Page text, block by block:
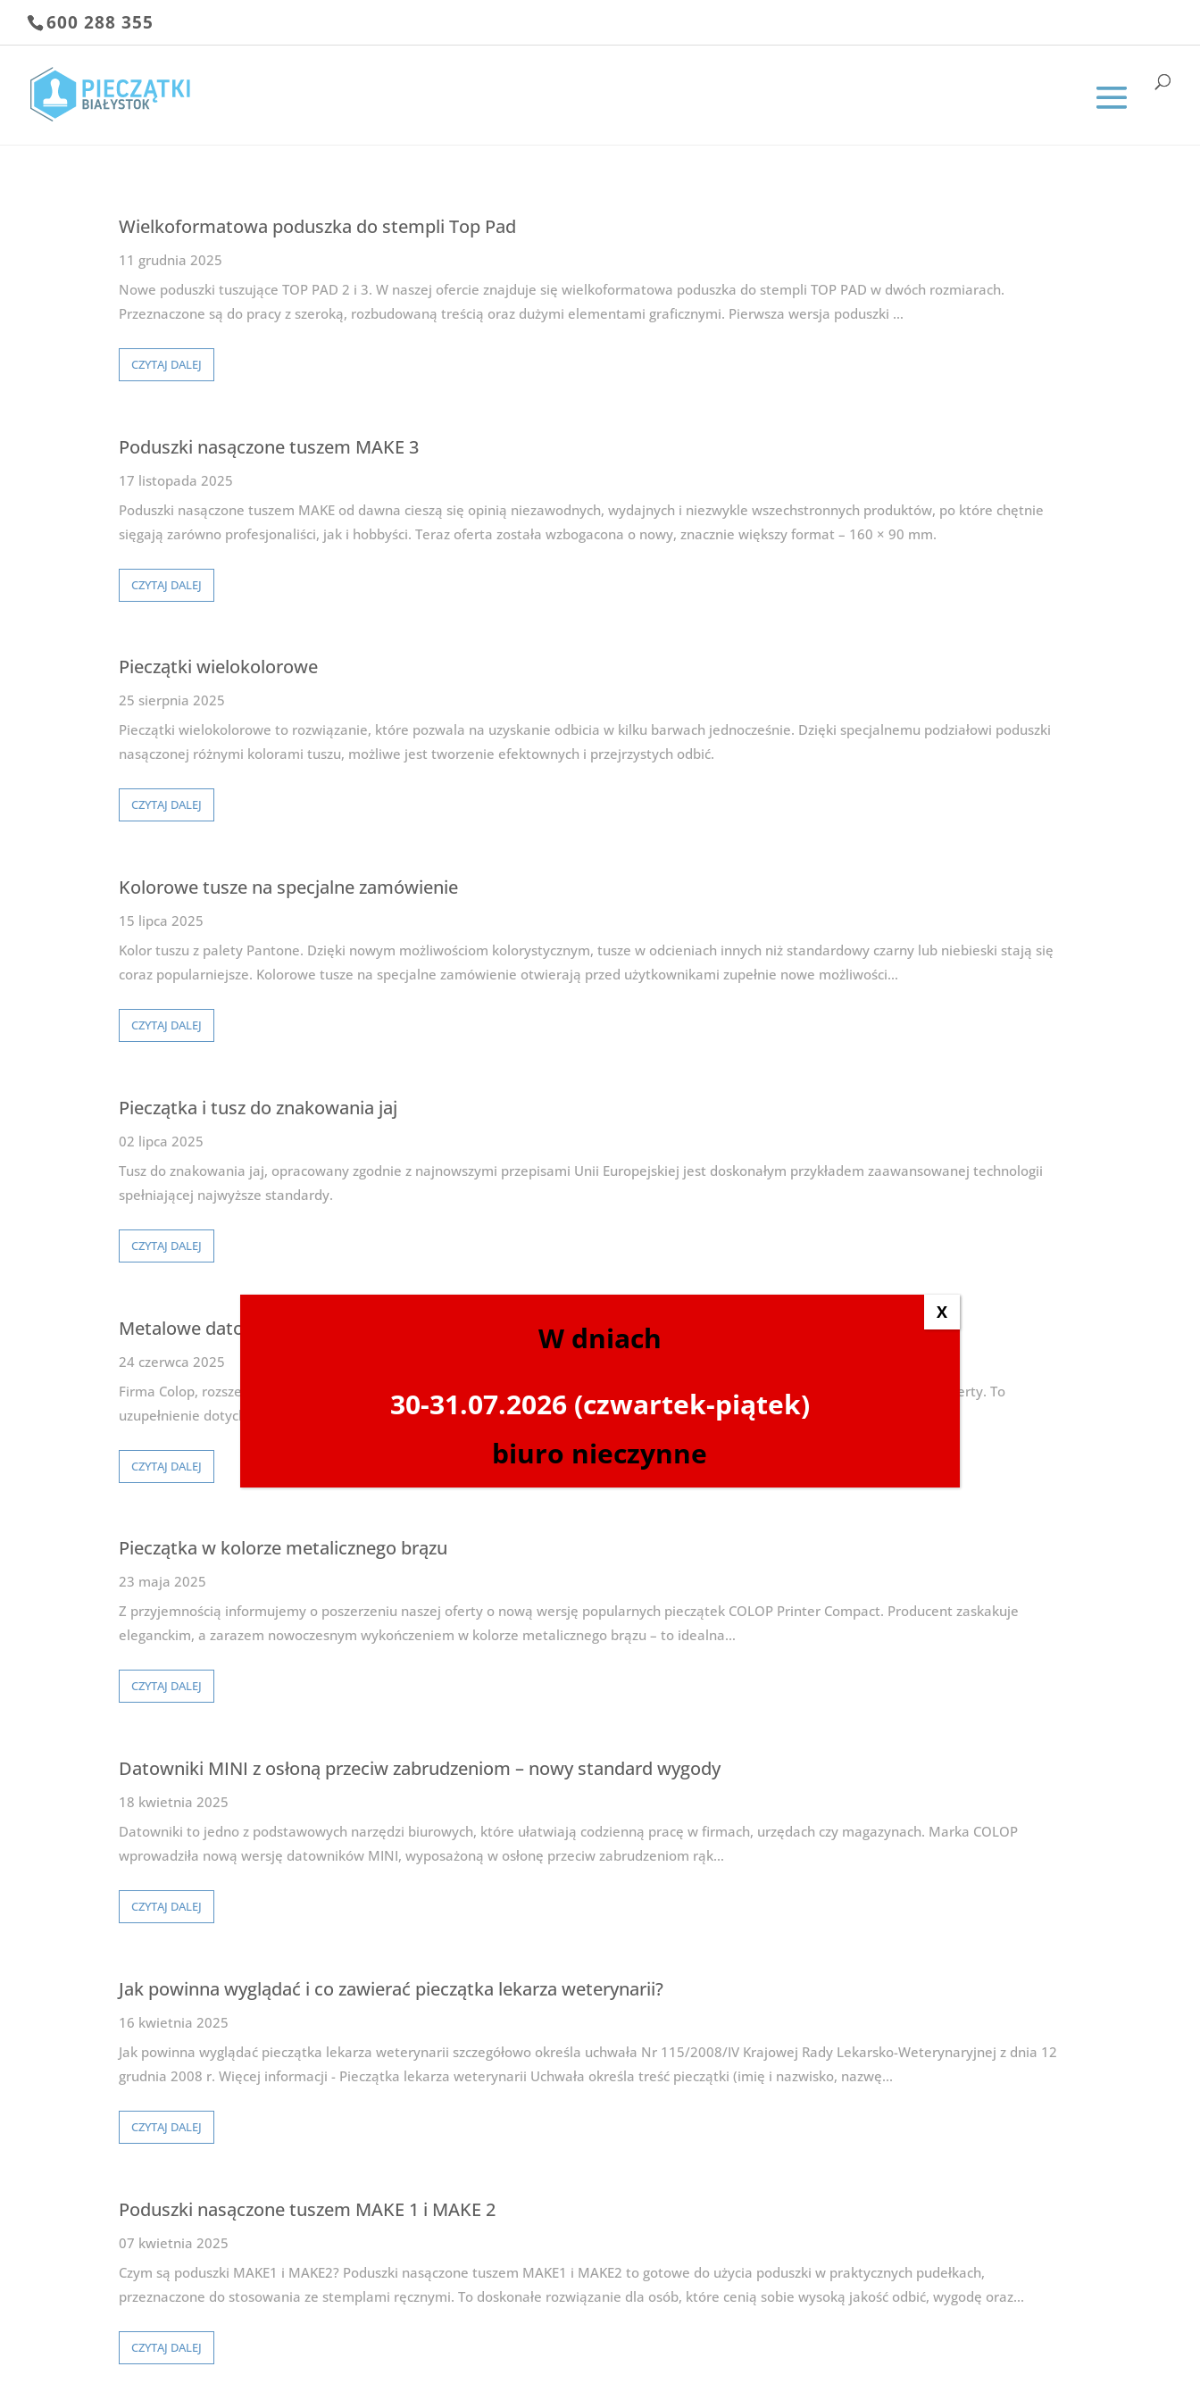
600 288 355
Wielkoformatowa poduszka do stempli Top Pad
11 grudnia 2025
Nowe poduszki tuszujące TOP PAD 2 i 3. W naszej ofercie znajduje się wielkoformatowa poduszka do stempli TOP PAD w dwóch rozmiarach.
Przeznaczone są do pracy z szeroką, rozbudowaną treścią oraz dużymi elementami graficznymi. Pierwsza wersja poduszki …
CZYTAJ DALEJ
Poduszki nasączone tuszem MAKE 3
17 listopada 2025
Poduszki nasączone tuszem MAKE od dawna cieszą się opinią niezawodnych, wydajnych i niezwykle wszechstronnych produktów, po które chętnie
sięgają zarówno profesjonaliści, jak i hobbyści. Teraz oferta została wzbogacona o nowy, znacznie większy format – 160 × 90 mm.
CZYTAJ DALEJ
Pieczątki wielokolorowe
25 sierpnia 2025
Pieczątki wielokolorowe to rozwiązanie, które pozwala na uzyskanie odbicia w kilku barwach jednocześnie. Dzięki specjalnemu podziałowi poduszki
nasączonej różnymi kolorami tuszu, możliwe jest tworzenie efektownych i przejrzystych odbić.
CZYTAJ DALEJ
Kolorowe tusze na specjalne zamówienie
15 lipca 2025
Kolor tuszu z palety Pantone. Dzięki nowym możliwościom kolorystycznym, tusze w odcieniach innych niż standardowy czarny lub niebieski stają się
coraz popularniejsze. Kolorowe tusze na specjalne zamówienie otwierają przed użytkownikami zupełnie nowe możliwości…
CZYTAJ DALEJ
Pieczątka i tusz do znakowania jaj
02 lipca 2025
Tusz do znakowania jaj, opracowany zgodnie z najnowszymi przepisami Unii Europejskiej jest doskonałym przykładem zaawansowanej technologii
spełniającej najwyższe standardy.
CZYTAJ DALEJ
Metalowe datowniki i numeratory Reiner
24 czerwca 2025
Firma Colop, rozszerzając swój asortyment, nawiązała współpracę z Reinerem, włączając ich metalowe datowniki i numeratory do oferty. To
uzupełnienie dotychczasowych produktów o klasę premium: trwałe, ergonomiczne i o eleganckim wzornictwie….
CZYTAJ DALEJ
Pieczątka w kolorze metalicznego brązu
23 maja 2025
Z przyjemnością informujemy o poszerzeniu naszej oferty o nową wersję popularnych pieczątek COLOP Printer Compact. Producent zaskakuje
eleganckim, a zarazem nowoczesnym wykończeniem w kolorze metalicznego brązu – to idealna…
CZYTAJ DALEJ
Datowniki MINI z osłoną przeciw zabrudzeniom – nowy standard wygody
18 kwietnia 2025
Datowniki to jedno z podstawowych narzędzi biurowych, które ułatwiają codzienną pracę w firmach, urzędach czy magazynach. Marka COLOP
wprowadziła nową wersję datowników MINI, wyposażoną w osłonę przeciw zabrudzeniom rąk…
CZYTAJ DALEJ
Jak powinna wyglądać i co zawierać pieczątka lekarza weterynarii?
16 kwietnia 2025
Jak powinna wyglądać pieczątka lekarza weterynarii szczegółowo określa uchwała Nr 115/2008/IV Krajowej Rady Lekarsko-Weterynaryjnej z dnia 12
grudnia 2008 r. Więcej informacji - Pieczątka lekarza weterynarii Uchwała określa treść pieczątki (imię i nazwisko, nazwę...
CZYTAJ DALEJ
Poduszki nasączone tuszem MAKE 1 i MAKE 2
07 kwietnia 2025
Czym są poduszki MAKE1 i MAKE2? Poduszki nasączone tuszem MAKE1 i MAKE2 to gotowe do użycia poduszki w praktycznych pudełkach,
przeznaczone do stosowania ze stemplami ręcznymi. To doskonałe rozwiązanie dla osób, które cenią sobie wysoką jakość odbić, wygodę oraz...
CZYTAJ DALEJ
W dniach
30-31.07.2026 (czwartek-piątek)
biuro nieczynne
X